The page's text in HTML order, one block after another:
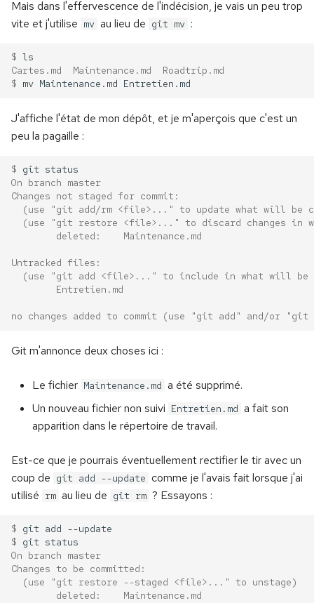
Mais dans l'effervescence de l'indécision, je vais un peu trop
vite et j'utilise mv au lieu de git mv :
$
Cartes.md  Maintenance.md  Roadtrip.md
$ mv Maintenance.md
J'affiche l'état de mon dépôt, et je m'aperçois que c'est un
peu la pagaille :
$ git
On branch master
Changes not staged for commit:
(use "git add/rm <file>..." to update what will be
(use "git restore <file>..." to discard changes in
        deleted:    Maintenance.md
Untracked files:
(use "git add <file>..." to include in what will be
        Entretien.md
no changes added to commit (use "git add" and/or "git
Git m'annonce deux choses ici :
Le fichier Maintenance.md a été supprimé.
Un nouveau fichier non suivi Entretien.md a fait son
apparition dans le répertoire de travail.
Est-ce que je pourrais éventuellement rectifier le tir avec un
coup de git add --update comme je l'avais fait lorsque j'ai
utilisé rm au lieu de git rm ? Essayons :
$ git add
$ git
On branch master
Changes to be committed:
  (use "git restore --staged <file>..." to unstage)
        deleted:    Maintenance.md